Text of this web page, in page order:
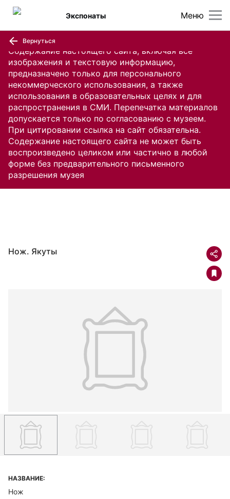
Содержание настоящего сайта, включая все
изображения и текстовую информацию,
предназначено только для персонального
некоммерческого использования, а также
использования в образовательных целях и для
распространения в СМИ. Перепечатка материалов
допускается только по согласованию с музеем.
При цитировании ссылка на сайт обязательна.
Содержание настоящего сайта не может быть
воспроизведено целиком или частично в любой
форме без предварительного письменного
разрешения музея
Меню
Экспонаты
Вернуться
Нож. Якуты
НАЗВАНИЕ:
Нож